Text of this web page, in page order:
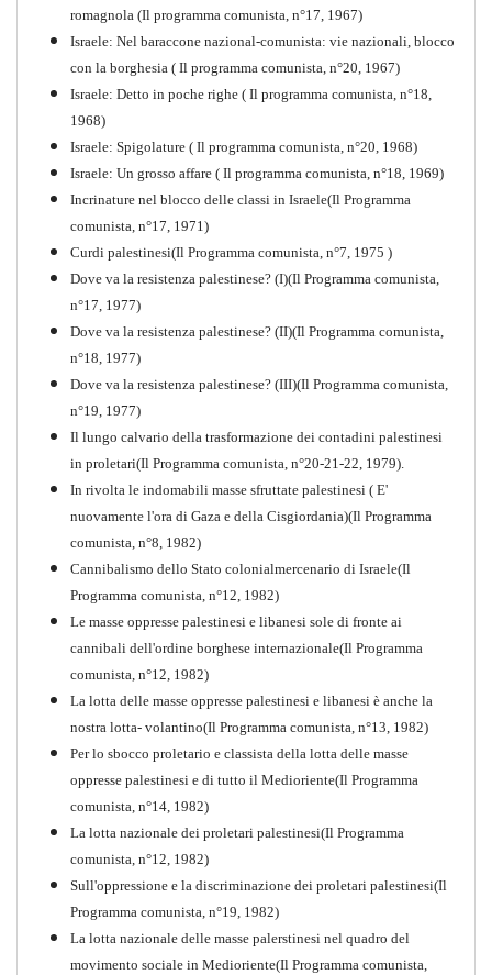
Storia della Sinistra
Comunista V
Perchè la Russia non era
comunista
Quaderno n°10
romagnola (Il programma comunista, n°17, 1967)
Israele: Nel baraccone nazional-comunista: vie nazionali, blocco
con la borghesia ( Il programma comunista, n°20, 1967)
Israele: Detto in poche righe ( Il programma comunista, n°18,
1968)
Israele: Spigolature ( Il programma comunista, n°20, 1968)
Israele: Un grosso affare ( Il programma comunista, n°18, 1969)
Incrinature nel blocco delle classi in Israele(Il Programma
comunista, n°17, 1971)
Curdi palestinesi(Il Programma comunista, n°7, 1975 )
Dove va la resistenza palestinese? (I)(Il Programma comunista,
n°17, 1977)
Dove va la resistenza palestinese? (II)(Il Programma comunista,
n°18, 1977)
Dove va la resistenza palestinese? (III)(Il Programma comunista,
n°19, 1977)
Il lungo calvario della trasformazione dei contadini palestinesi
in proletari(Il Programma comunista, n°20-21-22, 1979).
In rivolta le indomabili masse sfruttate palestinesi ( E'
nuovamente l'ora di Gaza e della Cisgiordania)(Il Programma
comunista, n°8, 1982)
Cannibalismo dello Stato colonialmercenario di Israele(Il
Programma comunista, n°12, 1982)
Le masse oppresse palestinesi e libanesi sole di fronte ai
cannibali dell'ordine borghese internazionale(Il Programma
comunista, n°12, 1982)
La lotta delle masse oppresse palestinesi e libanesi è anche la
nostra lotta- volantino(Il Programma comunista, n°13, 1982)
Per lo sbocco proletario e classista della lotta delle masse
oppresse palestinesi e di tutto il Medioriente(Il Programma
comunista, n°14, 1982)
La lotta nazionale dei proletari palestinesi(Il Programma
comunista, n°12, 1982)
Sull'oppressione e la discriminazione dei proletari palestinesi(Il
Programma comunista, n°19, 1982)
La lotta nazionale delle masse palerstinesi nel quadro del
movimento sociale in Medioriente(Il Programma comunista,